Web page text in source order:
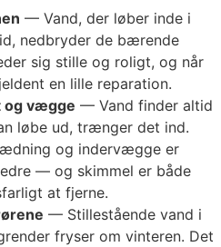
— Vand, der løber inde i
nedbryder de bærende
sig stille og roligt, og når
en lille reparation.
og vægge — Vand finder altid
løbe ud, trænger det ind.
og indervægge er
— og skimmel er både
at fjerne.
— Stillestående vand i
fryser om vinteren. Det